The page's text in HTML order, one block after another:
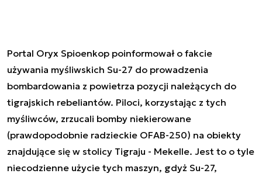
Portal Oryx Spioenkop poinformował o fakcie
używania myśliwskich Su-27 do prowadzenia
bombardowania z powietrza pozycji należących do
tigrajskich rebeliantów. Piloci, korzystając z tych
myśliwców, zrzucali bomby niekierowane
(prawdopodobnie radzieckie OFAB-250) na obiekty
znajdujące się w stolicy Tigraju - Mekelle. Jest to o tyle
niecodzienne użycie tych maszyn, gdyż Su-27,